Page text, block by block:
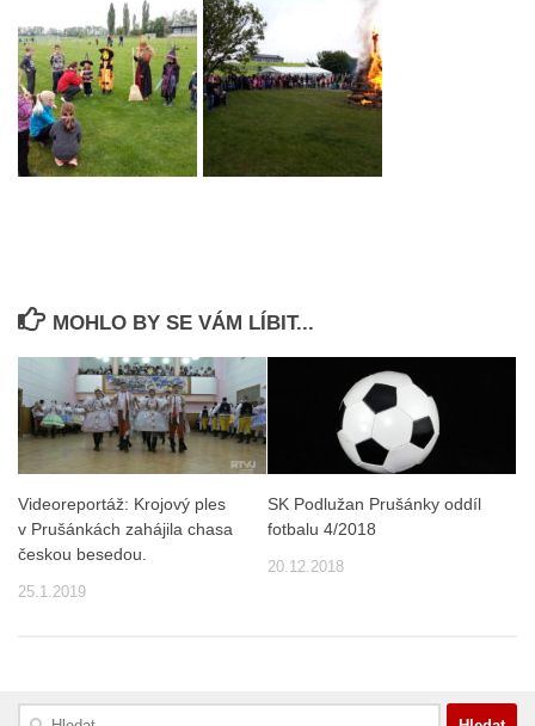
MOHLO BY SE VÁM LÍBIT...
Videoreportáž: Krojový ples
v Prušánkách zahájila chasa
českou besedou.
25.1.2019
SK Podlužan Prušánky oddíl
fotbalu 4/2018
20.12.2018
Vyhledávání